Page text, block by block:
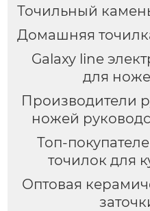
Точильный
Домашняя
Galaxy line
для
Производители
ножей
Топ-
точилок для
Оптовая